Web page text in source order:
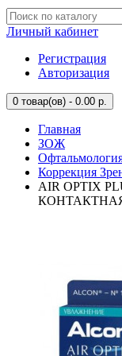
Личный кабинет
Регистрация
Авторизация
0 товар(ов) - 0.00 р.
Главная
ЗОЖ
Коррекция
AIR OPTIX
КОНТАКТНАЯ